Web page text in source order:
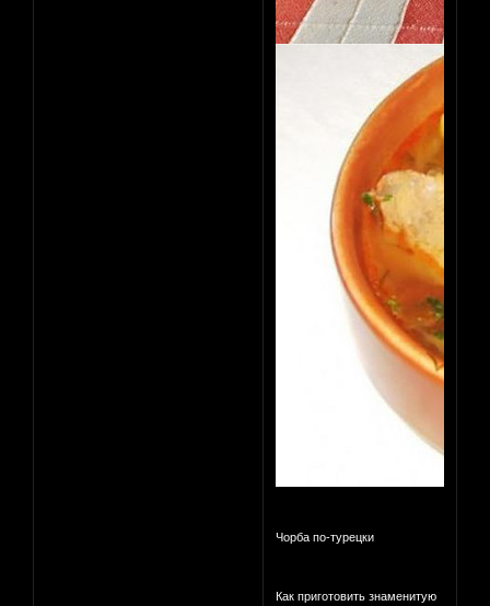
Чорба по-турецки
Как приготовить знаменитую